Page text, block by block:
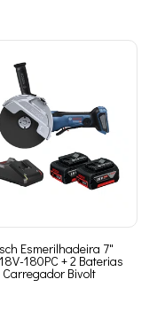
Esmerilhadeira 7"
180PC + 2 Baterias
Carregador Bivolt